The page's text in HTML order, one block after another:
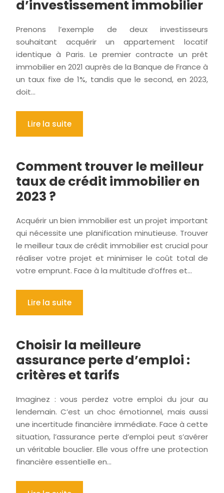
d’investissement immobilier
Prenons l’exemple de deux investisseurs
souhaitant acquérir un appartement locatif
identique à Paris. Le premier contracte un prêt
immobilier en 2021 auprès de la Banque de France à
un taux fixe de 1%, tandis que le second, en 2023,
doit…
Lire la suite
Comment trouver le meilleur
taux de crédit immobilier en
2023 ?
Acquérir un bien immobilier est un projet important
qui nécessite une planification minutieuse. Trouver
le meilleur taux de crédit immobilier est crucial pour
réaliser votre projet et minimiser le coût total de
votre emprunt. Face à la multitude d’offres et…
Lire la suite
Choisir la meilleure
assurance perte d’emploi :
critères et tarifs
Imaginez : vous perdez votre emploi du jour au
lendemain. C’est un choc émotionnel, mais aussi
une incertitude financière immédiate. Face à cette
situation, l’assurance perte d’emploi peut s’avérer
un véritable bouclier. Elle vous offre une protection
financière essentielle en…